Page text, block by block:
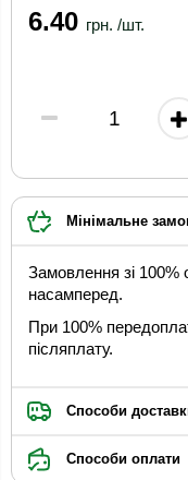
6.40 грн. /шт.
Мінімальне
Замовлення зі
насамперед.
При 100%
післяплату.
Способи
Способи оплати